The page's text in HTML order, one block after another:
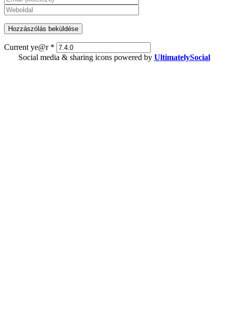
Current ye@r *
Social media & sharing icons powered by UltimatelySocial